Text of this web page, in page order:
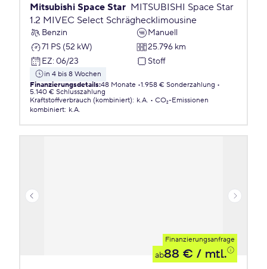
Mitsubishi Space Star MITSUBISHI Space Star
1.2 MIVEC Select Schräghecklimousine
Benzin
Manuell
71 PS (52 kW)
25.796 km
EZ: 06/23 Stoff
in 4 bis 8 Wochen
Finanzierungsdetails:48 Monate 1.958 € Sonderzahlung
5.140 € Schlusszahlung
Kraftstoffverbrauch (kombiniert): k.A.
CO₂-Emissionen
kombiniert: k.A.
Finanzierungsanfrage
ab88 € / mtl.